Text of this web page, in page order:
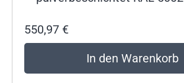
550,97 €
In den Warenkorb